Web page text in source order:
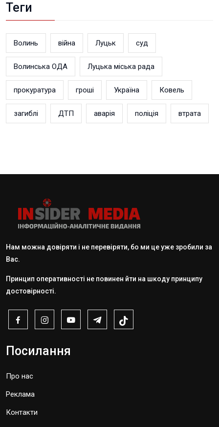
Теги
Волинь війна Луцьк суд
Волинська ОДА Луцька міська рада
прокуратура гроші Україна Ковель
загиблі ДТП аварія поліція втрата
Нам можна довіряти і не перевіряти, бо ми це уже зробили за
Вас.
Принцип оперативності не повинен йти на шкоду принципу
достовірності.
Посилання
Про нас
Реклама
Контакти